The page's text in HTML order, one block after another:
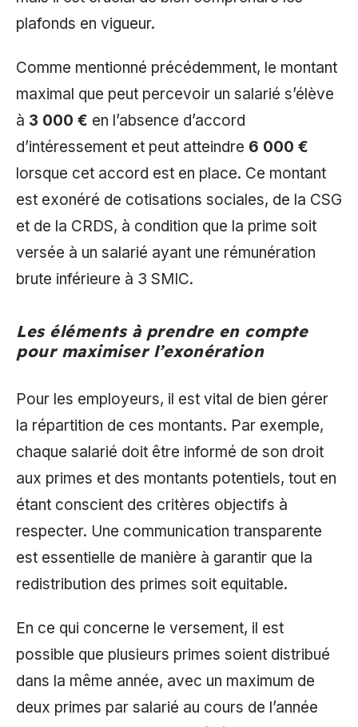
plafonds en vigueur.
Comme mentionné précédemment, le montant
maximal que peut percevoir un salarié s’élève
à 3 000 € en l’absence d’accord
d’intéressement et peut atteindre 6 000 €
lorsque cet accord est en place. Ce montant
est exonéré de cotisations sociales, de la CSG
et de la CRDS, à condition que la prime soit
versée à un salarié ayant une rémunération
brute inférieure à 3 SMIC.
Les éléments à prendre en compte
pour maximiser l’exonération
Pour les employeurs, il est vital de bien gérer
la répartition de ces montants. Par exemple,
chaque salarié doit être informé de son droit
aux primes et des montants potentiels, tout en
étant conscient des critères objectifs à
respecter. Une communication transparente
est essentielle de manière à garantir que la
redistribution des primes soit equitable.
En ce qui concerne le versement, il est
possible que plusieurs primes soient distribué
dans la même année, avec un maximum de
deux primes par salarié au cours de l’année